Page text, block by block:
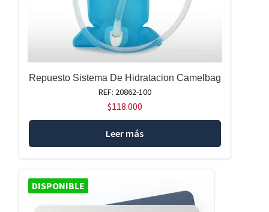
Repuesto Sistema De Hidratacion Camelbag
REF: 20862-100
$118.000
Leer más
DISPONIBLE